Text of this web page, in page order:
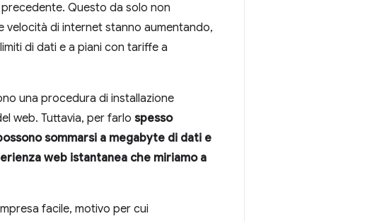
Questo da solo non
velocità di internet stanno aumentando,
di dati e a piani con tariffe a
una procedura di installazione
web. Tuttavia, per farlo spesso
sommarsi a megabyte di dati e
web istantanea che miriamo a
facile, motivo per cui